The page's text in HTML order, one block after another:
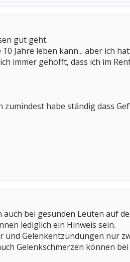
gut geht.
Jahre leben kann... aber ich
immer gehofft, dass ich im
habe ständig dass
bei gesunden Leuten auf
lediglich ein Hinweis sein.
und Gelenkentzündungen nur
Gelenkschmerzen können bei